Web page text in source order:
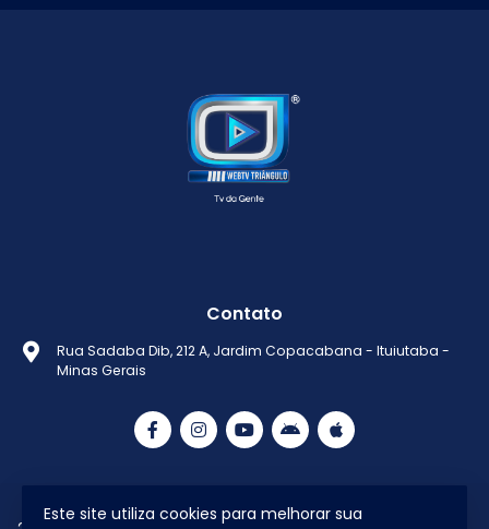
Este site utiliza cookies para melhorar sua
Contato
Rua Sadaba Dib, 212 A, Jardim Copacabana - Ituiutaba -
Minas Gerais